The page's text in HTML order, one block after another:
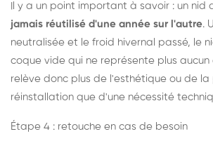
Il y a un point important à savoir : un nid
jamais réutilisé d'une année sur l'autre.
neutralisée et le froid hivernal passé, le
coque vide qui ne représente plus aucun
relève donc plus de l'esthétique ou de
réinstallation que d'une nécessité
Étape 4 : retouche en cas de besoin